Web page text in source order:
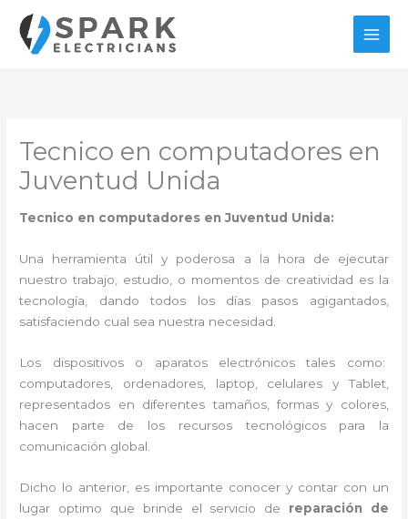
contenido
Tecnico en computadores en
Juventud Unida
Tecnico en computadores en Juventud Unida:
Una herramienta útil y poderosa a la hora de ejecutar
nuestro trabajo, estudio, o momentos de creatividad es la
tecnología, dando todos los días pasos agigantados,
satisfaciendo cual sea nuestra necesidad.
Los dispositivos o aparatos electrónicos tales como:
computadores, ordenadores, laptop, celulares y Tablet,
representados en diferentes tamaños, formas y colores,
hacen parte de los recursos tecnológicos para la
comunicación global.
Dicho lo anterior, es importante conocer y contar con un
lugar optimo que brinde el servicio de reparación de